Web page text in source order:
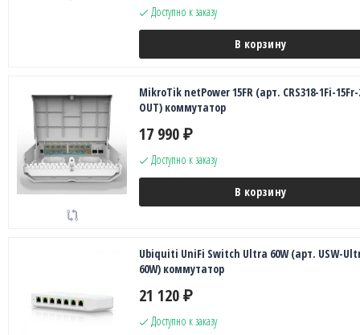
Доступно к заказу
В корзину
MikroTik netPower 15FR (арт. CRS318-1Fi-15Fr-
OUT) коммутатор
17 990 ₽
Доступно к заказу
В корзину
Ubiquiti UniFi Switch Ultra 60W (арт. USW-
60W) коммутатор
21 120 ₽
Доступно к заказу